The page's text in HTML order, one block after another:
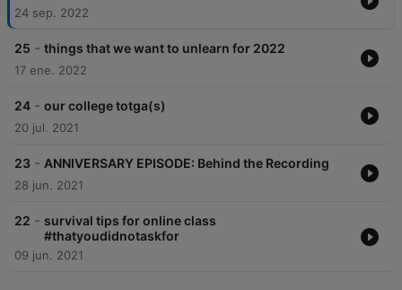
24 sep. 2022
25 - things that we want to unlearn for 2022
17 ene. 2022
24 - our college totga(s)
20 jul. 2021
23 - ANNIVERSARY EPISODE: Behind the Recording
28 jun. 2021
22 - survival tips for online class
#thatyoudidnotaskfor
09 jun. 2021